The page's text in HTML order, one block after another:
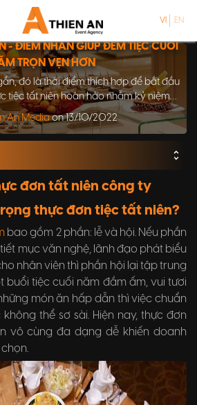
VI EN
- ĐIỂM NHẤN GIÚP ĐÊM TIỆC CUỐI
TRỌN VẸN HƠN
đó là thời điểm thích hợp để bắt đầu
tiệc tất niên hoàn hảo nhằm kỷ niệm
say cũng như gặt hái được những
việc. Và một yếu tố quan trọng trong
là thực đơn tiệc tất niên công ty.
An Mediaon 13/10/2022
đơn tất niên công ty
thực đơn tiệc tất niên?
bao gồm 2 phần: lễ và hội. Nếu phần
mục văn nghệ, lãnh đạo phát biểu
nhân viên thì phần hội lại tập trung
buổi tiệc cuối năm đầm ấm, vui tươi
món ăn hấp dẫn thì việc chuẩn
thể sơ sài. Hiện nay, thực đơn
vô cùng đa dạng dễ khiến doanh